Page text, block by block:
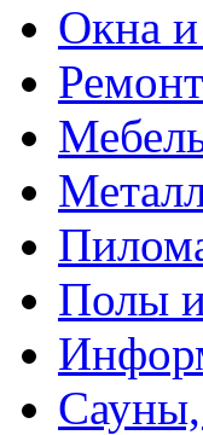
Окна
Полы